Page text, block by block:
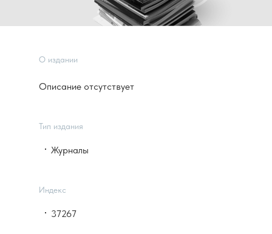
О издании
Описание отсутствует
Тип издания
Журналы
Индекс
37267